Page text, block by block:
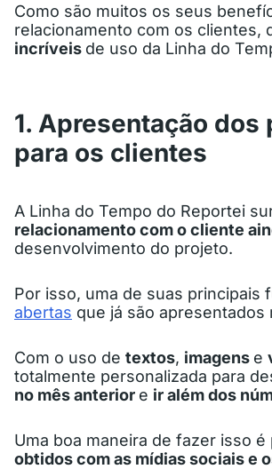
Como são muitos os seus
relacionamento com os clientes,
incríveis de uso da Linha do
1. Apresentação
para os clientes
A Linha do Tempo do Reportei
relacionamento com o cliente
desenvolvimento do projeto.
Por isso, uma de suas principais
abertas que já são apresentados
Com o uso de textos, imagens e
totalmente personalizada para
no mês anterior e ir além dos
Uma boa maneira de fazer isso é
obtidos com as mídias sociais e